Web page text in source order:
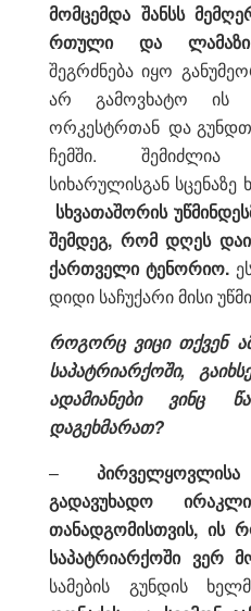
მომცემდა შანსს
რთული და ლამაზი
შეგრძნება იყო
არ გამოვხატო ის
ორკესტრთან და
ჩემში.
სიხარულისგან
სხვათაშორის
შემდეგ, რომ დღეს
ქართველი ტენორიო.
დიდი საჩუქარი მისი
როგორც ვიცი თქვენ
საპატრიარქოში,
ადამიანები ვინც
დაგეხმარათ?
–
გადავუხადო
თანადგომისთვის,
საპატრიარქოში ვერ
სამების გუნდის